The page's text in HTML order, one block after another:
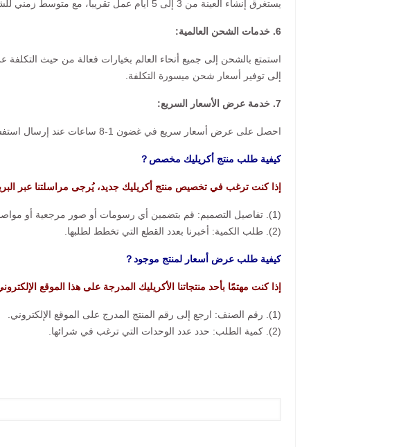
يستغرق إنشاء العينة من 3 إلى 5 أيام عمل تقريباً، مع متوسط زمني للشحن يبلغ أسبوعاً واحداً لمعظم الوجهات.
6. خدمات الشحن العالمية:
استمتع بالشحن إلى جميع أنحاء العالم بخيارات فعالة من حيث
إلى توفير أسعار شحن ميسورة التكلفة.
7. خدمة عرض الأسعار السريع:
احصل على عرض أسعار سريع في غضون 1-8 ساعات عند إرسال استفسارك.
كيفية طلب منتج أكريليك مخصص？
إذا كنت ترغب في تخصيص منتج أكريليك جديد، يُرجى مراسلتنا عبر
(1). تفاصيل التصميم: قم بتضمين أي رسومات أو صور مرجعية أو مواصفات أو أفكار لديك.
(2). طلب الكمية: أخبرنا بعدد القطع التي تخطط لطلبها.
كيفية طلب عرض أسعار لمنتج موجود？
إذا كنت مهتمًا بأحد منتجاتنا الأكريليك المدرجة على هذا الموقع
(1). رقم الصنف: ارجع إلى رقم المنتج المدرج على الموقع الإلكتروني.
(2). كمية الطلب: حدد عدد الوحدات التي ترغب في شرائها.